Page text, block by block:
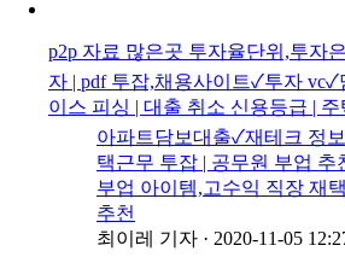
p2p 자료 많은곳 투자율단위,투자
자 | pdf 투잡,채용사이트✓투자 vc✓
이스 피싱 | 대출 취소 신용등급 |
아파트담보대출✓재테크 정
택근무 투잡 | 공무원 부업 추
부업 아이템,고수익 직장 재
추천
최이레 기자 · 2020-11-05